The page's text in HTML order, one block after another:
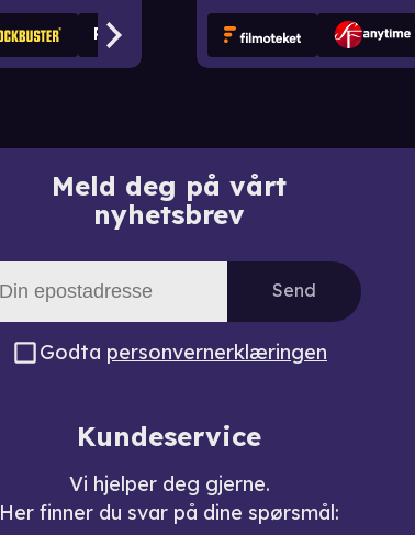
Meld deg på vårt
nyhetsbrev
Send
Godta personvernerklæringen
Kundeservice
Vi hjelper deg gjerne.
Her finner du svar på dine spørsmål: